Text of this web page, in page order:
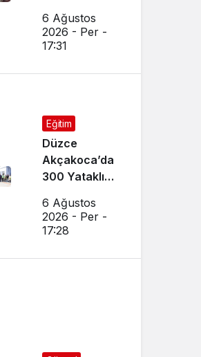
6 Ağustos
2026 - Per -
17:31
Eğitim
Düzce
Akçakoca’da
300 Yataklı
İnşaatı Devam
Ediyor
6 Ağustos
2026 - Per -
17:28